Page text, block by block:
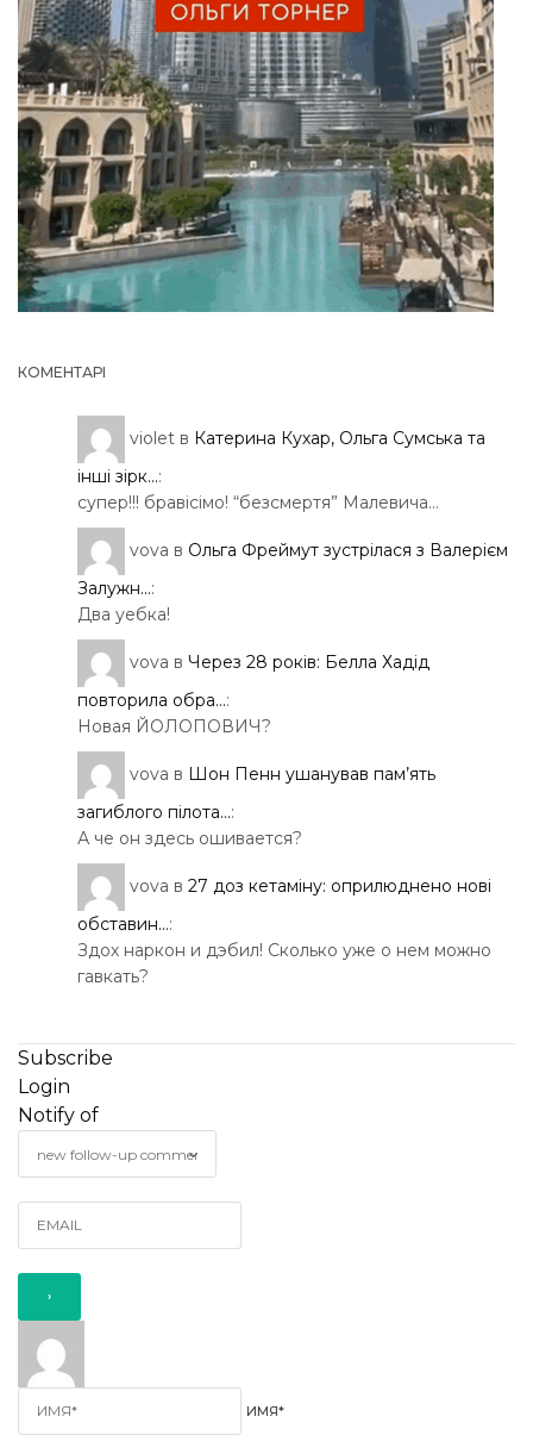
КОМЕНТАРІ
violet в Катерина Кухар, Ольга Сумська та
інші зірк...:
супер!!! бравісімо! “безсмертя” Малевича…
vova в Ольга Фреймут зустрілася з Валерієм
Залужн...:
Два уебка!
vova в Через 28 років: Белла Хадід
повторила обра...:
Новая ЙОЛОПОВИЧ?
vova в Шон Пенн ушанував пам’ять
загиблого пілота...:
А че он здесь ошивается?
vova в 27 доз кетаміну: оприлюднено нові
обставин...:
Здох наркон и дэбил! Сколько уже о нем можно
гавкать?
Subscribe
Login
Notify of
ИМЯ*